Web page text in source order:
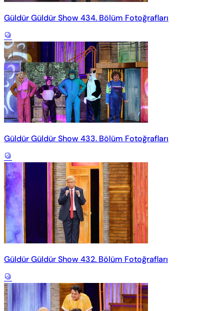
Güldür Güldür Show 434. Bölüm Fotoğrafları
Güldür Güldür Show 433. Bölüm Fotoğrafları
Güldür Güldür Show 432. Bölüm Fotoğrafları